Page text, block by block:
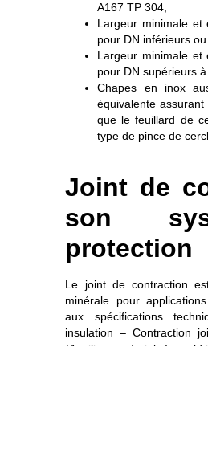
A167 TP 304,
Largeur minimale
pour DN inférieurs
Largeur minimale
pour DN supérieurs
Chapes en inox
équivalente
que le feuillard de
type de pince de
Joint de
son
protection
Le joint de contraction
minérale pour
aux spécifications
insulation – Contraction
(Auxiliary materials for cold